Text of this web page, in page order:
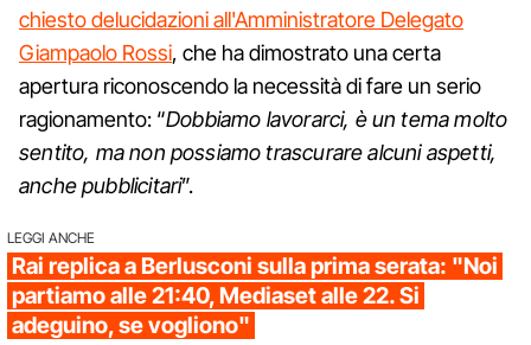
chiesto delucidazioni all'Amministratore Delegato
Giampaolo Rossi, che ha dimostrato una certa
apertura riconoscendo la necessità di fare un serio
ragionamento: “Dobbiamo lavorarci, è un tema molto
sentito, ma non possiamo trascurare alcuni aspetti,
anche pubblicitari”.
LEGGI ANCHE
Rai replica a Berlusconi sulla prima serata: "Noi
partiamo alle 21:40, Mediaset alle 22. Si
adeguino, se vogliono"